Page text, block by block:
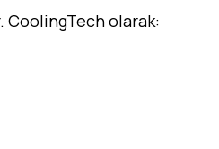
CoolingTech olarak: